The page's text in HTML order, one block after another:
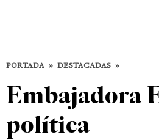
PORTADA » DESTACADAS »
Embajadora
política